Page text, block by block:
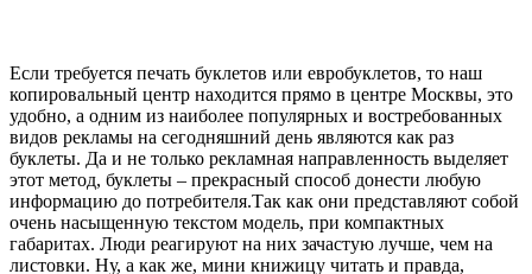
Если требуется печать буклетов или евробуклетов, то наш
копировальный центр находится прямо в центре Москвы, это
удобно, а одним из наиболее популярных и востребованных
видов рекламы на сегодняшний день являются как раз
буклеты. Да и не только рекламная направленность выделяет
этот метод, буклеты – прекрасный способ донести любую
информацию до потребителя.Так как они представляют собой
очень насыщенную текстом модель, при компактных
габаритах. Люди реагируют на них зачастую лучше, чем на
листовки. Ну, а как же, мини книжицу читать и правда,